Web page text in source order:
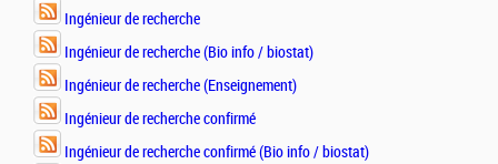
Ingénieur de recherche
Ingénieur de recherche (Bio info / biostat)
Ingénieur de recherche (Enseignement)
Ingénieur de recherche confirmé
Ingénieur de recherche confirmé (Bio info / biostat)